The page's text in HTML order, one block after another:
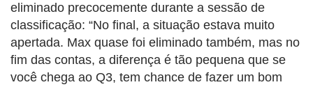
eliminado precocemente durante a sessão de
classificação: “No final, a situação estava muito
apertada. Max quase foi eliminado também, mas no
fim das contas, a diferença é tão pequena que se
você chega ao Q3, tem chance de fazer um bom